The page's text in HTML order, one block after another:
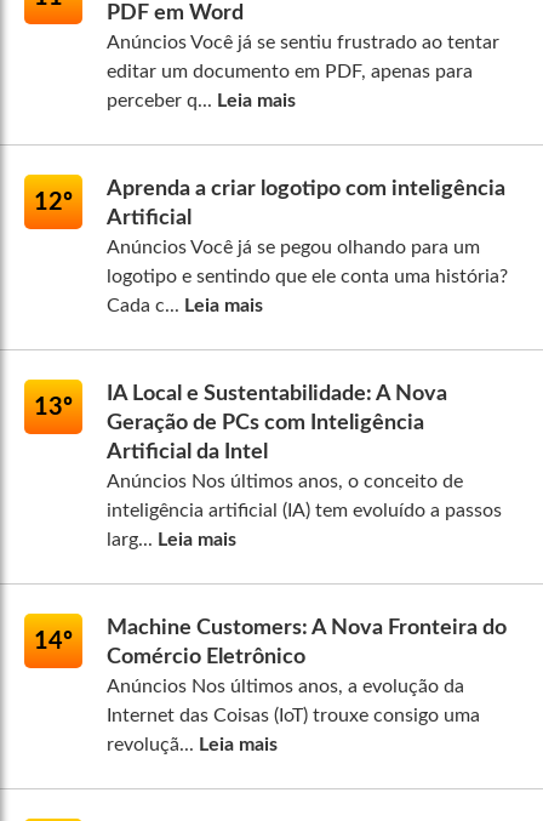
PDF em Word
Anúncios Você já se sentiu frustrado ao tentar
editar um documento em PDF, apenas para
perceber q... Leia mais
12º
Aprenda a criar logotipo com inteligência
Artificial
Anúncios Você já se pegou olhando para um
logotipo e sentindo que ele conta uma história?
Cada c... Leia mais
13º
IA Local e Sustentabilidade: A Nova
Geração de PCs com Inteligência
Artificial da Intel
Anúncios Nos últimos anos, o conceito de
inteligência artificial (IA) tem evoluído a passos
larg... Leia mais
14º
Machine Customers: A Nova Fronteira do
Comércio Eletrônico
Anúncios Nos últimos anos, a evolução da
Internet das Coisas (IoT) trouxe consigo uma
revoluçã... Leia mais